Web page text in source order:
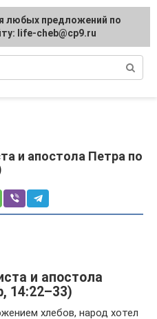
и апостола Петра по
и апостола
14:22–33)
хлебов, народ хотел
любых предложений по
life-cheb@cp9.ru
любых предложений по
life-cheb@cp9.ru